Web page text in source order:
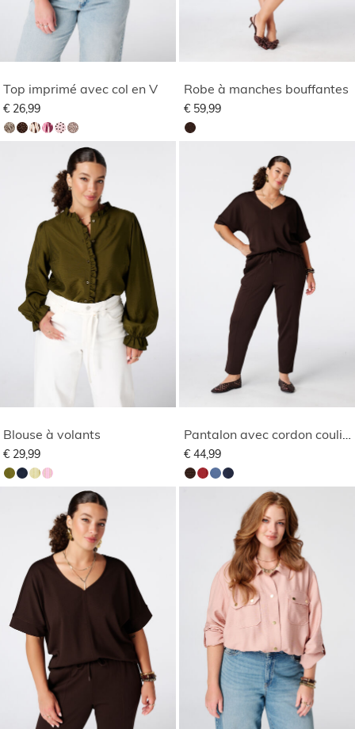
Top imprimé avec col en V
€ 26,99
Robe à manches bouffantes
€ 59,99
Blouse à volants
€ 29,99
Pantalon avec cordon coulissant
€ 44,99